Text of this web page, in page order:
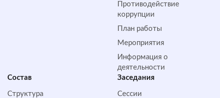
Противодействие
коррупции
План работы
Мероприятия
Информация о
деятельности
Состав
Структура
Заседания
Сессии